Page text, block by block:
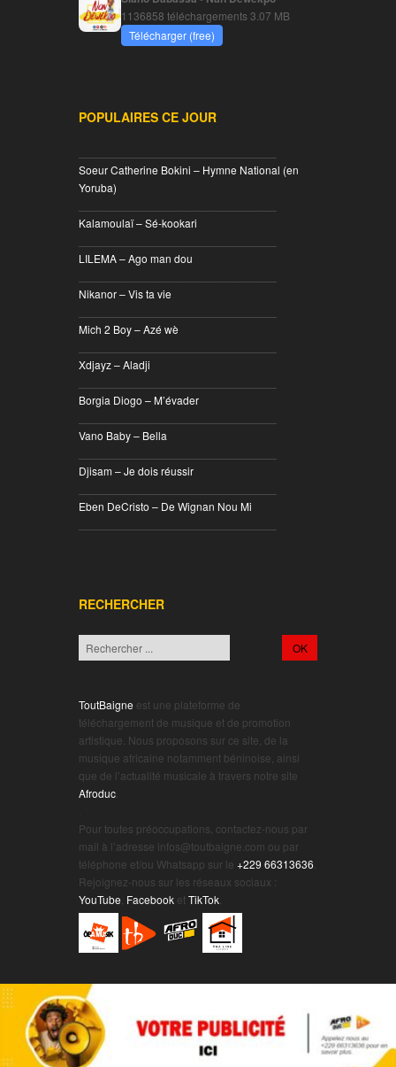
1136858 téléchargements3.07 MB
Télécharger (free)
POPULAIRES CE JOUR
Soeur Catherine Bokini – Hymne National (en
Yoruba)
Kalamoulaï – Sé-kookari
LILEMA – Ago man dou
Nikanor – Vis ta vie
Mich 2 Boy – Azé wè
Xdjayz – Aladji
Borgia Diogo – M’évader
Vano Baby – Bella
Djisam – Je dois réussir
Eben DeCristo – De Wignan Nou Mi
RECHERCHER
ToutBaigne est une plateforme de
téléchargement de musique et de promotion
artistique. Nous proposons sur ce site, de la
musique africaine notamment béninoise, ainsi
que de l’actualité musicale à travers notre site
Afroduc
Pour toutes préoccupations, contactez-nous par
mail à l’adresse infos@toutbaigne.com ou par
téléphone et/ou Whatsapp sur le +229 66313636
Rejoignez-nous sur les réseaux sociaux :
YouTube Facebook etTikTok